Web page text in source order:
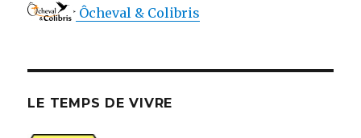
Ôcheval & Colibris
LE TEMPS DE VIVRE